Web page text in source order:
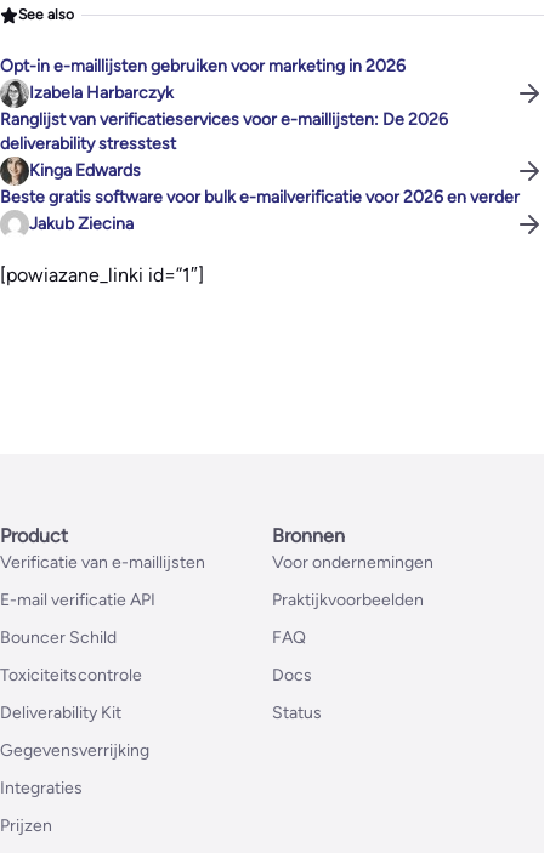
See also
Opt-in e-maillijsten gebruiken voor marketing in 2026
Izabela Harbarczyk
Ranglijst van verificatieservices voor e-maillijsten: De 2026
deliverability stresstest
Kinga Edwards
Beste gratis software voor bulk e-mailverificatie voor 2026 en verder
Jakub Ziecina
[powiazane_linki id=”1″]
Product
Verificatie van e-maillijsten
E-mail verificatie API
Bouncer Schild
Toxiciteitscontrole
Deliverability Kit
Gegevensverrijking
Integraties
Prijzen
Bronnen
Voor ondernemingen
Praktijkvoorbeelden
FAQ
Docs
Status